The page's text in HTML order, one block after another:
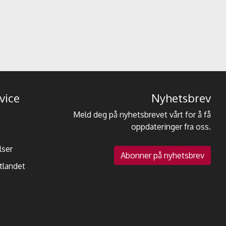
Nyhetsbrev
Meld deg på nyhetsbrevet vårt for å få
oppdateringer fra oss.
Abonner på nyhetsbrev